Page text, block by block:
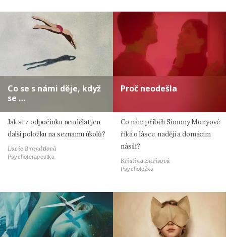
Co se s námi děje, když
se …
Jak si z odpočinku neudělat jen
další položku na seznamu úkolů?
Lucie Brandtlová
Psychoterapeutka
Proč neodešla
Co nám příběh Simony Monyové
říká o lásce, naději a domácím
násilí?
Kristina Sarisová
Psycholožka